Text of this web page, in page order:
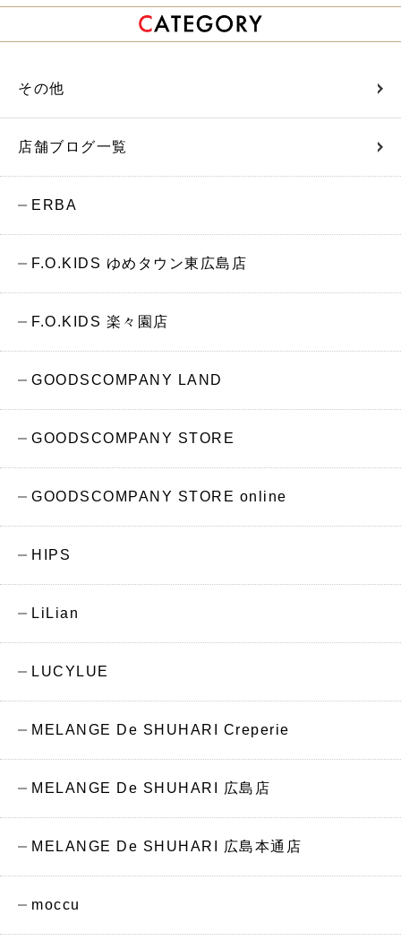
その他
店舗ブログ一覧
ERBA
F.O.KIDS ゆめタウン東広島店
F.O.KIDS 楽々園店
GOODSCOMPANY LAND
GOODSCOMPANY STORE
GOODSCOMPANY STORE online
HIPS
LiLian
LUCYLUE
MELANGE De SHUHARI Creperie
MELANGE De SHUHARI 広島店
MELANGE De SHUHARI 広島本通店
moccu